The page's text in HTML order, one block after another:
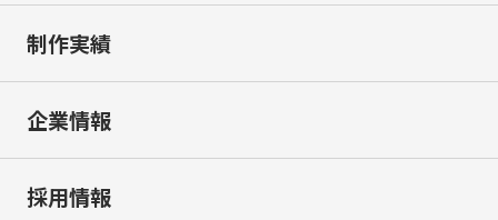
制作実績
企業情報
採用情報